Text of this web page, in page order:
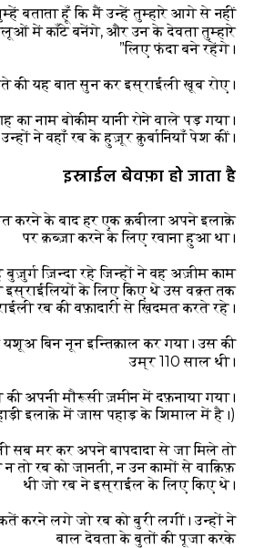
बताता हूँ कि मैं उन्हें तुम्हारे आगे से नहीं
में काँटे बनेंगे, और उन के देवता तुम्हारे
लिए फंदा बने रहेंगे।”
की यह बात सुन कर इस्राईली ख़ूब रोए।
नाम बोकीम यानी रोने वाले पड़ गया।
ने वहाँ रब के हुज़ूर क़ुर्बानियाँ पेश कीं।
इस्राईल बेवफ़ा हो जाता है
करने के बाद हर एक क़बीला अपने इलाक़े
पर क़ब्ज़ा करने के लिए रवाना हुआ था।
ज़िन्दा रहे जिन्हों ने वह अज़ीम काम
के लिए किए थे उस वक़्त तक
रब की वफ़ादारी से ख़िदमत करते रहे।
यशूअ बिन नून इन्तिक़ाल कर गया। उस की
उम्र 110 साल थी।
अपनी मौरूसी ज़मीन में दफ़नाया गया।
इलाक़े में जास पहाड़ के शिमाल में है।)
सब मर कर अपने बापदादा से जा मिले तो
रब को जानती, न उन कामों से वाक़िफ़
थी जो रब ने इस्राईल के लिए किए थे।
करने लगे जो रब को बुरी लगीं। उन्हों ने
बाल देवता के बुतों की पूजा करके